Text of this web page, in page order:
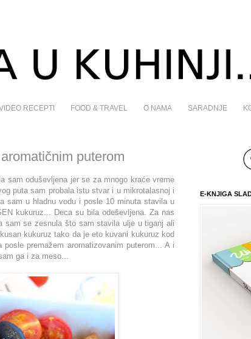
RECEPTI FOOD & TRAVEL O NAMA SARADNJE
puterom
sam oduševljena jer se za mnogo kraće vreme
puta sam probala istu stvar i u mikrotalasnoj i
sam u hladnu vodu i posle 10 minuta stavila u
kukuruz... Deca su bila odeševljena. Za nas
se zesnula što sam stavila ulje u tiganj ali
kukuruz tako da je eto kuvani kukuruz kod
posle premažem aromatizovanim puterom... A i
ga i za meso...
E-KNJIGA